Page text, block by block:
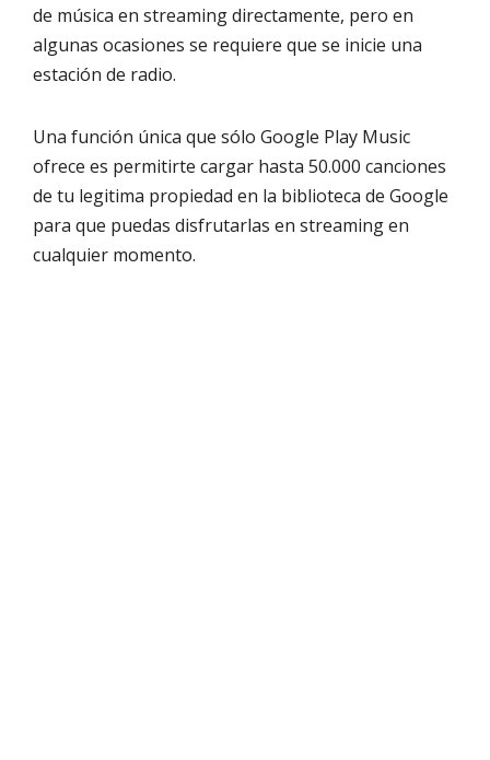
de música en streaming directamente, pero en
algunas ocasiones se requiere que se inicie una
estación de radio.
Una función única que sólo Google Play Music
ofrece es permitirte cargar hasta 50.000 canciones
de tu legitima propiedad en la biblioteca de Google
para que puedas disfrutarlas en streaming en
cualquier momento.